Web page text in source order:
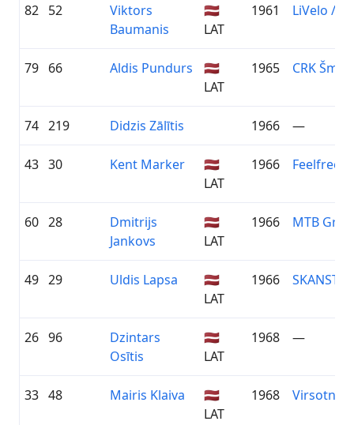
82 52
Viktors
Baumanis
🇱🇻
LAT
1961 LiVelo /
79 66 Aldis Pundurs
🇱🇻
LAT
1965 CRK
74 219 Didzis Zālītis 1966 —
43 30 Kent Marker
🇱🇻
LAT
1966 Feelfree.lv
60 28
Dmitrijs
Jankovs
🇱🇻
LAT
1966 MTB
49 29 Uldis Lapsa
🇱🇻
LAT
1966
26 96
Dzintars
Osītis
🇱🇻
LAT
1968 —
33 48 Mairis Klaiva
🇱🇻
LAT
1968 Virsotne/